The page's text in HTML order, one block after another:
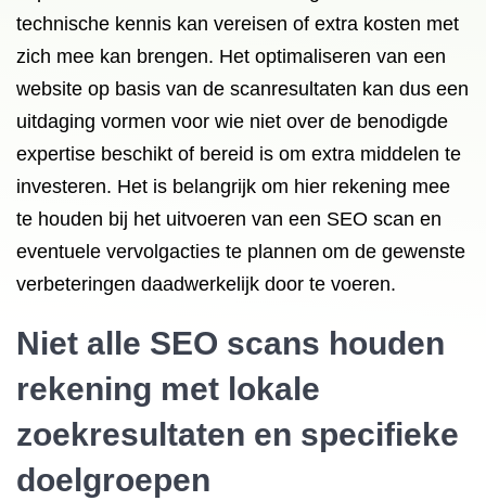
technische kennis kan vereisen of extra kosten met
zich mee kan brengen. Het optimaliseren van een
website op basis van de scanresultaten kan dus een
uitdaging vormen voor wie niet over de benodigde
expertise beschikt of bereid is om extra middelen te
investeren. Het is belangrijk om hier rekening mee
te houden bij het uitvoeren van een SEO scan en
eventuele vervolgacties te plannen om de gewenste
verbeteringen daadwerkelijk door te voeren.
Niet alle SEO scans houden
rekening met lokale
zoekresultaten en specifieke
doelgroepen